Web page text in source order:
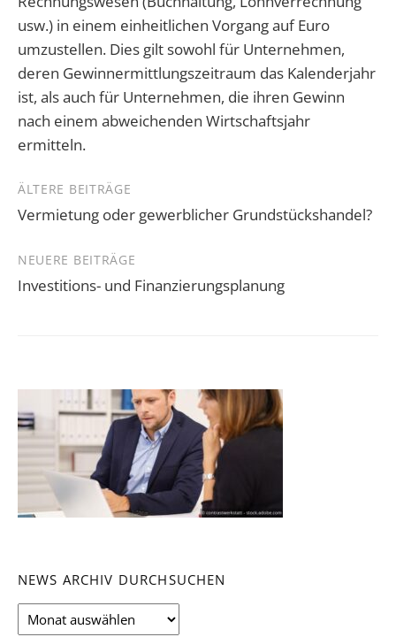
usw.) in einem einheitlichen Vorgang auf Euro
umzustellen. Dies gilt sowohl für Unternehmen,
deren Gewinnermittlungszeitraum das Kalenderjahr
ist, als auch für Unternehmen, die ihren Gewinn
nach einem abweichenden Wirtschaftsjahr
ermitteln.
Beitragsnavigation
ÄLTERE BEITRÄGE
Vermietung oder gewerblicher Grundstückshandel?
NEUERE BEITRÄGE
Investitions- und Finanzierungsplanung
NEWS ARCHIV DURCHSUCHEN
News
Archiv